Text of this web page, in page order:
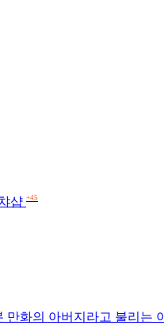
샵 +45
만화의 아버지라고 불리는